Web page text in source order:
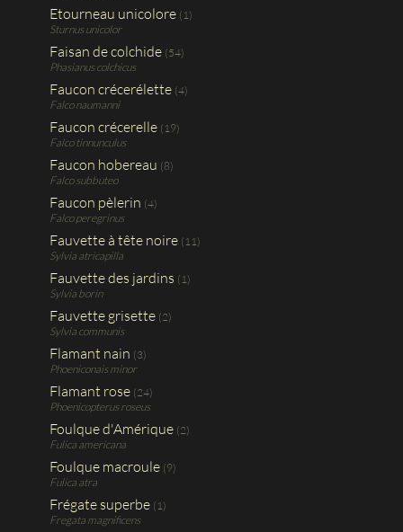
Etourneau unicolore (1)
Sturnus unicolor
Faisan de colchide (54)
Phasianus colchicus
Faucon crécerélette (4)
Falco naumanni
Faucon crécerelle (19)
Falco tinnunculus
Faucon hobereau (8)
Falco subbuteo
Faucon pèlerin (4)
Falco peregrinus
Fauvette à tête noire (11)
Sylvia atricapilla
Fauvette des jardins (1)
Sylvia borin
Fauvette grisette (2)
Sylvia communis
Flamant nain (3)
Phoeniconais minor
Flamant rose (24)
Phoenicopterus roseus
Foulque d'Amérique (2)
Fulica americana
Foulque macroule (9)
Fulica atra
Frégate superbe (1)
Fregata magnificens